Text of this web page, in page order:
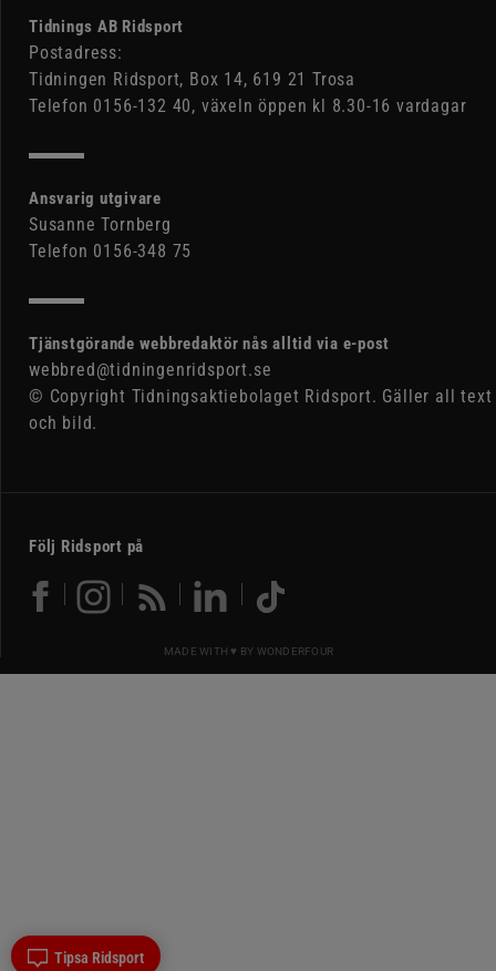
Tipsa Ridsport
Tidnings AB Ridsport
Postadress:
Tidningen Ridsport, Box 14, 619 21 Trosa
Telefon 0156-132 40, växeln öppen kl 8.30-16 vardagar
Ansvarig utgivare
Susanne Tornberg
Telefon 0156-348 75
Tjänstgörande webbredaktör nås alltid via e-post
webbred@tidningenridsport.se
© Copyright Tidningsaktiebolaget Ridsport. Gäller all text
och bild.
Följ Ridsport på
MADE WITH ♥ BY WONDERFOUR